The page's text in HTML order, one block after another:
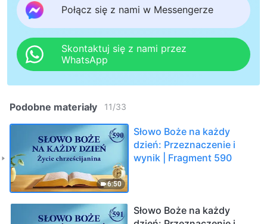
Połącz się z nami w Messengerze
Skontaktuj się z nami przez
WhatsApp
Podobne materiały 11/33
6:50
Słowo Boże na każdy
dzień: Przeznaczenie i
wynik | Fragment 590
Słowo Boże na każdy